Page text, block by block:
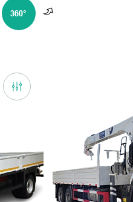
360°